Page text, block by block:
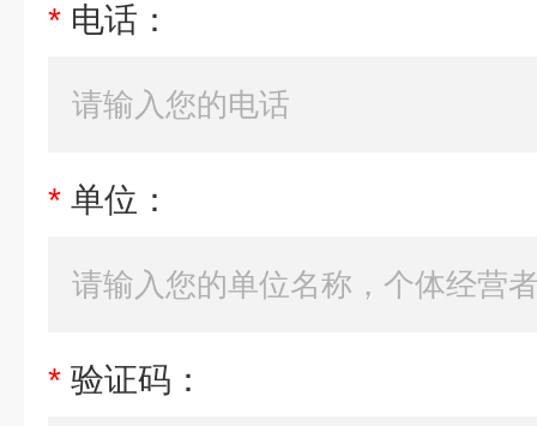
* 电话：
* 单位：
* 验证码：